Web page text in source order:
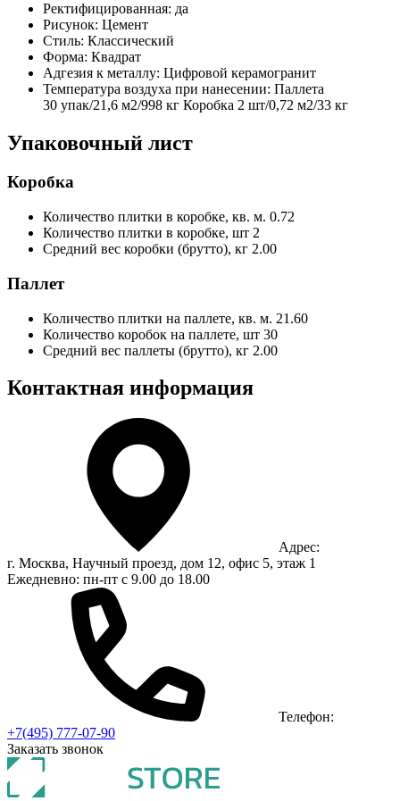
Ректифицированная: да
Рисунок: Цемент
Стиль: Классический
Форма: Квадрат
Адгезия к металлу: Цифровой керамогранит
Температура воздуха при нанесении: Паллета
30 упак/21,6 м2/998 кг Коробка 2 шт/0,72 м2/33 кг
Упаковочный лист
Коробка
Количество плитки в коробке, кв. м. 0.72
Количество плитки в коробке, шт 2
Средний вес коробки (брутто), кг 2.00
Паллет
Количество плитки на паллете, кв. м. 21.60
Количество коробок на паллете, шт 30
Средний вес паллеты (брутто), кг 2.00
Контактная информация
Адрес:
г. Москва, Научный проезд, дом 12, офис 5, этаж 1
Ежедневно: пн-пт с 9.00 до 18.00
Телефон:
+7(495) 777-07-90
Заказать звонок